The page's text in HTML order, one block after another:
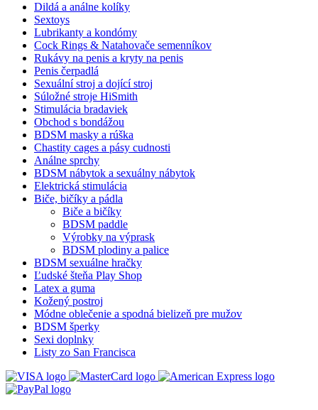
Dildá a análne kolíky
Sextoys
Lubrikanty a kondómy
Cock Rings & Natahovače semenníkov
Rukávy na penis a kryty na penis
Penis čerpadlá
Sexuální stroj a dojící stroj
Súložné stroje HiSmith
Stimulácia bradaviek
Obchod s bondážou
BDSM masky a rúška
Chastity cages a pásy cudnosti
Análne sprchy
BDSM nábytok a sexuálny nábytok
Elektrická stimulácia
Biče, bičíky a pádla
Biče a bičíky
BDSM paddle
Výrobky na výprask
BDSM plodiny a palice
BDSM sexuálne hračky
Ľudské šteňa Play Shop
Latex a guma
Kožený postroj
Módne oblečenie a spodná bielizeň pre mužov
BDSM šperky
Sexi doplnky
Listy zo San Francisca